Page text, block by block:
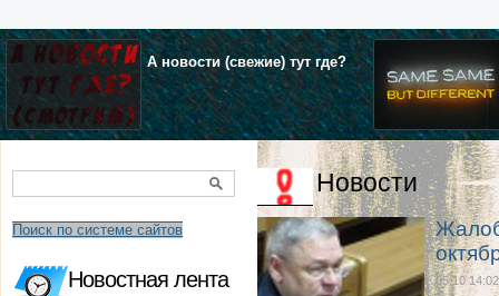
А новости (свежие) тут где?
Поиск по системе сайтов
Новостная лента
Новости
05.10 14:02